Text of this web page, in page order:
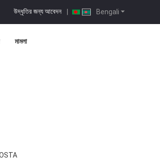
Bengali
উদ্ধৃতির জন্য আবেদন |
মামলা